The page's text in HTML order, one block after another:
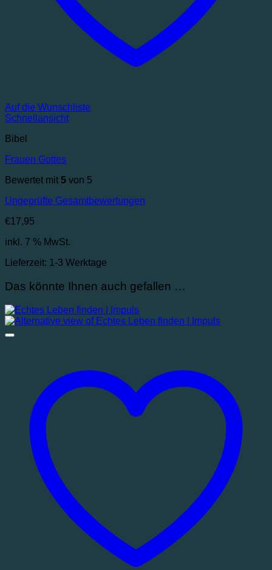
Auf die Wunschliste
Schnellansicht
Bibel
Frauen Gottes
Bewertet mit 5 von 5
Ungeprüfte Gesamtbewertungen
€17,95
inkl. 7 % MwSt.
Lieferzeit: 1-3 Werktage
Das könnte Ihnen auch gefallen …